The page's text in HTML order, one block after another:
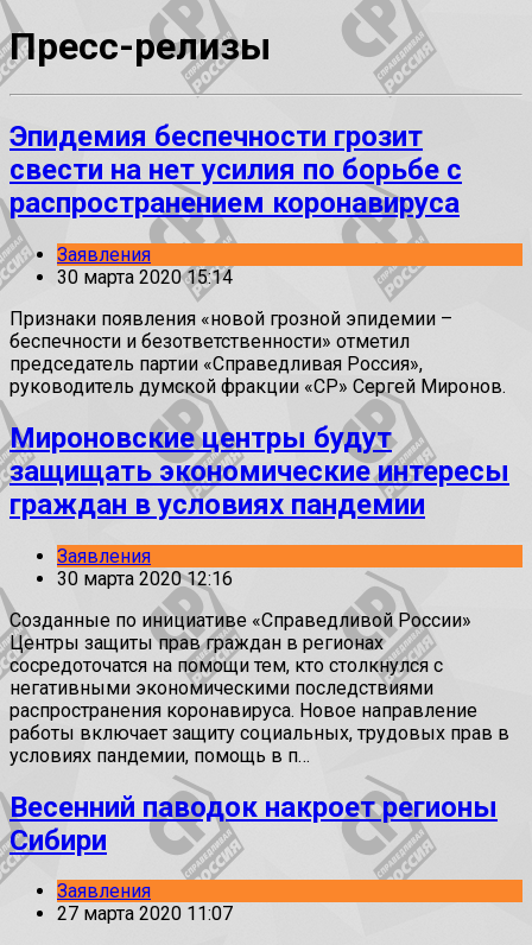
Пресс-релизы
Эпидемия беспечности грозит
свести на нет усилия по борьбе с
распространением коронавируса
Заявления
30 марта 2020 15:14
Признаки появления «новой грозной эпидемии –
беспечности и безответственности» отметил
председатель партии «Справедливая Россия»,
руководитель думской фракции «СР» Сергей Миронов.
Мироновские центры будут
защищать экономические интересы
граждан в условиях пандемии
Заявления
30 марта 2020 12:16
Созданные по инициативе «Справедливой России»
Центры защиты прав граждан в регионах
сосредоточатся на помощи тем, кто столкнулся с
негативными экономическими последствиями
распространения коронавируса. Новое направление
работы включает защиту социальных, трудовых прав в
условиях пандемии, помощь в п…
Весенний паводок накроет регионы
Сибири
Заявления
27 марта 2020 11:07